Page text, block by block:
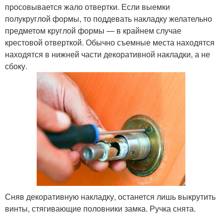
просовывается жало отвертки. Если выемки
полукруглой формы, то поддевать накладку желательно
предметом круглой формы — в крайнем случае
крестовой отверткой. Обычно съемные места находятся
находятся в нижней части декоративной накладки, а не
сбоку.
Сняв декоративную накладку, останется лишь выкрутить
винты, стягивающие половники замка. Ручка снята.